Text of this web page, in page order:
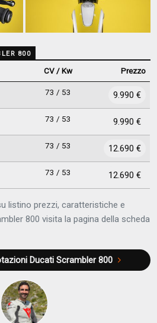
800
CV / Kw Prezzo
73 / 53 9.990 €
73 / 53 9.990 €
73 / 53 12.690 €
73 / 53 12.690 €
listino prezzi, caratteristiche e
800 visita la pagina della scheda
Ducati Scrambler 800